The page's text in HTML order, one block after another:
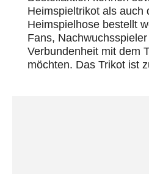
Heimspieltrikot als auch
Heimspielhose bestellt
Fans,
Verbundenheit mit dem
möchten. Das Trikot ist